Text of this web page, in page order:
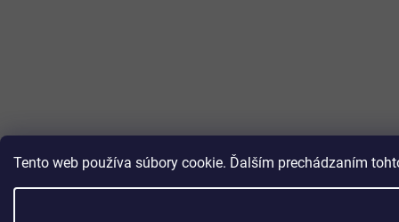
Tento web používa súbory cookie. Ďalším prechádzaním